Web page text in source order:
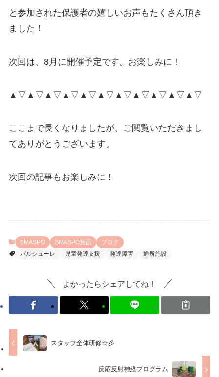
と参加された保護者の嬉しいお声もたくさん頂き
ました！
次回は、8月に開催予定です。お楽しみに！
▲▽▲▽▲▽▲▽▲▽▲▽▲▽▲▽▲▽▲▽▲▽
ここまで長くなりましたが、ご閲覧いただきまし
てありがとうございます。
次回の記事もお楽しみに！
SMASPO SMASPO箕面
ブログ
バルシューレ
児童発達支援 発達障害 通所施設
よかったらシェアしてね！
スタッフ全体研修☆彡
反応反射神経プログラム